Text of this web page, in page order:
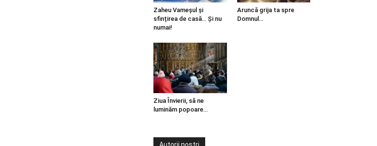
Zaheu Vameșul și
sfințirea de casă… Și nu
numai!
Aruncă grija ta spre
Domnul…
Ziua Învierii, să ne
luminăm popoare…